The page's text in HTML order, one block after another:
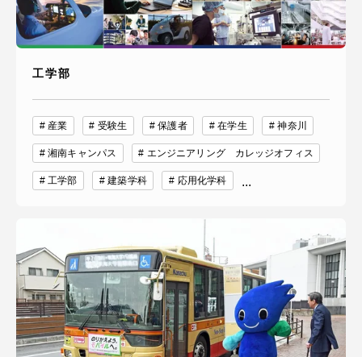
工学部
産業 受験生 保護者 在学生 神奈川
湘南キャンパス エンジニアリング カレッジオフィス
工学部 建築学科 応用化学科 ...